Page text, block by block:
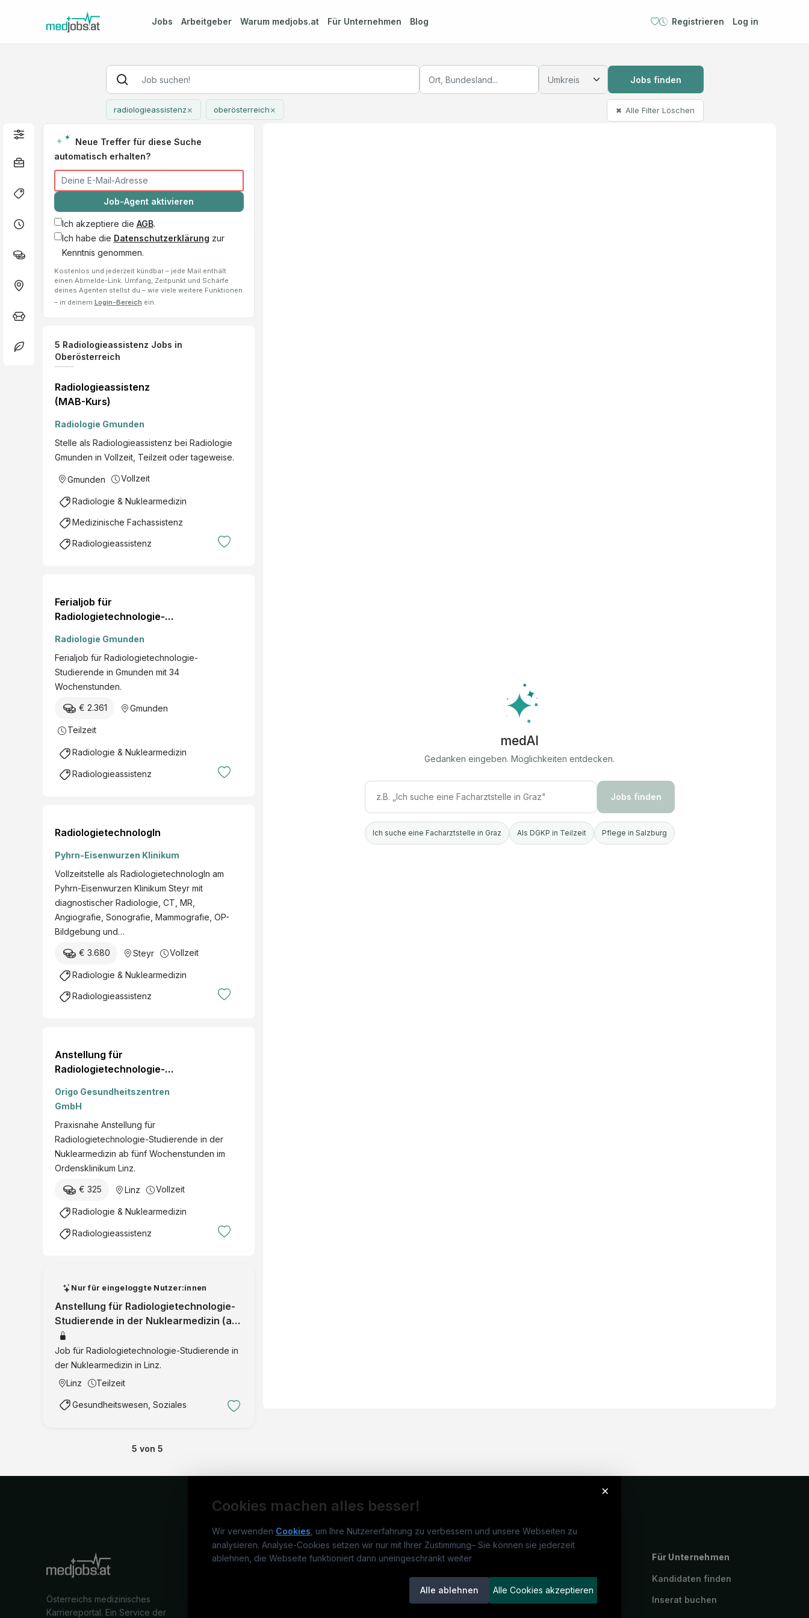
Jobs Arbeitgeber Warum medjobs.at Für Unternehmen Blog Registrieren Log in
Jobs finden
radiologieassistenz× oberösterreich× ✖ Alle Filter Löschen
Neue Treffer für diese Suche
automatisch erhalten?
Job-Agent aktivieren
Ich akzeptiere die AGB.
Ich habe die Datenschutzerklärung zur
Kenntnis genommen.
Kostenlos und jederzeit kündbar – jede Mail enthält
einen Abmelde-Link. Umfang, Zeitpunkt und Schärfe
deines Agenten stellst du – wie viele weitere Funktionen
– in deinem Login-Bereich ein.
5 Radiologieassistenz Jobs in
Oberösterreich
Radiologieassistenz
(MAB-Kurs)
Radiologie Gmunden
Stelle als Radiologieassistenz bei Radiologie
Gmunden in Vollzeit, Teilzeit oder tageweise.
Gmunden Vollzeit
Radiologie & Nuklearmedizin
Medizinische Fachassistenz
Radiologieassistenz
Ferialjob für
Radiologietechnologie-
Radiologie Gmunden
Ferialjob für Radiologietechnologie-
Studierende in Gmunden mit 34
Wochenstunden.
€ 2.361 Gmunden
Teilzeit
Radiologie & Nuklearmedizin
Radiologieassistenz
RadiologietechnologIn
Pyhrn-Eisenwurzen Klinikum
Vollzeitstelle als RadiologietechnologIn am
Pyhrn-Eisenwurzen Klinikum Steyr mit
diagnostischer Radiologie, CT, MR,
Angiografie, Sonografie, Mammografie, OP-
Bildgebung und…
€ 3.680 Steyr Vollzeit
Radiologie & Nuklearmedizin
Radiologieassistenz
Anstellung für
Radiologietechnologie-
Nuklearmedizin (ab
5h/Woche)
Origo Gesundheitszentren
GmbH
Praxisnahe Anstellung für
Radiologietechnologie-Studierende in der
Nuklearmedizin ab fünf Wochenstunden im
Ordensklinikum Linz.
€ 325 Linz Vollzeit
Radiologie & Nuklearmedizin
Radiologieassistenz
Nur für eingeloggte Nutzer:innen
Anstellung für Radiologietechnologie-
Studierende in der Nuklearmedizin (ab
5h/Woche)
Job für Radiologietechnologie-Studierende in
der Nuklearmedizin in Linz.
Linz
Teilzeit
Gesundheitswesen, Soziales
5 von 5
medAI
Gedanken eingeben. Möglichkeiten entdecken.
Jobs finden
Ich suche eine Facharztstelle in Graz Als DGKP in Teilzeit Pflege in Salzburg
×
Cookies machen alles besser!
Wir verwenden Cookies , um Ihre Nutzererfahrung zu verbessern und unsere Webseiten zu
analysieren. Analyse-Cookies setzen wir nur mit Ihrer Zustimmung– Sie können sie jederzeit
ablehnen, die Webseite funktioniert dann uneingeschränkt weiter
Alle ablehnen
Alle Cookies akzeptieren
Österreichs medizinisches
Karriereportal. Ein Service der
medjobs.at Jobs
Jobs in Wien DGKP
Für Unternehmen
Kandidaten finden
Inserat buchen